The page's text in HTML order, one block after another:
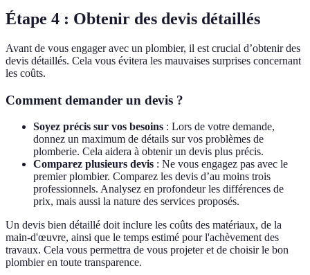
Étape 4 : Obtenir des devis détaillés
Avant de vous engager avec un plombier, il est crucial d’obtenir des
devis détaillés. Cela vous évitera les mauvaises surprises concernant
les coûts.
Comment demander un devis ?
Soyez précis sur vos besoins : Lors de votre demande,
donnez un maximum de détails sur vos problèmes de
plomberie. Cela aidera à obtenir un devis plus précis.
Comparez plusieurs devis : Ne vous engagez pas avec le
premier plombier. Comparez les devis d’au moins trois
professionnels. Analysez en profondeur les différences de
prix, mais aussi la nature des services proposés.
Un devis bien détaillé doit inclure les coûts des matériaux, de la
main-d'œuvre, ainsi que le temps estimé pour l'achèvement des
travaux. Cela vous permettra de vous projeter et de choisir le bon
plombier en toute transparence.